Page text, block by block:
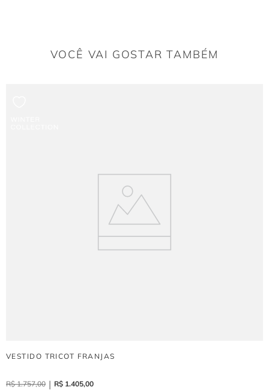
O decote cavado nas costas compromete o ajuste da
VOCÊ VAI GOSTAR TAMBÉM
VESTIDO TRICOT FRANJAS
R$ 1.757,00 R$ 1.405,00